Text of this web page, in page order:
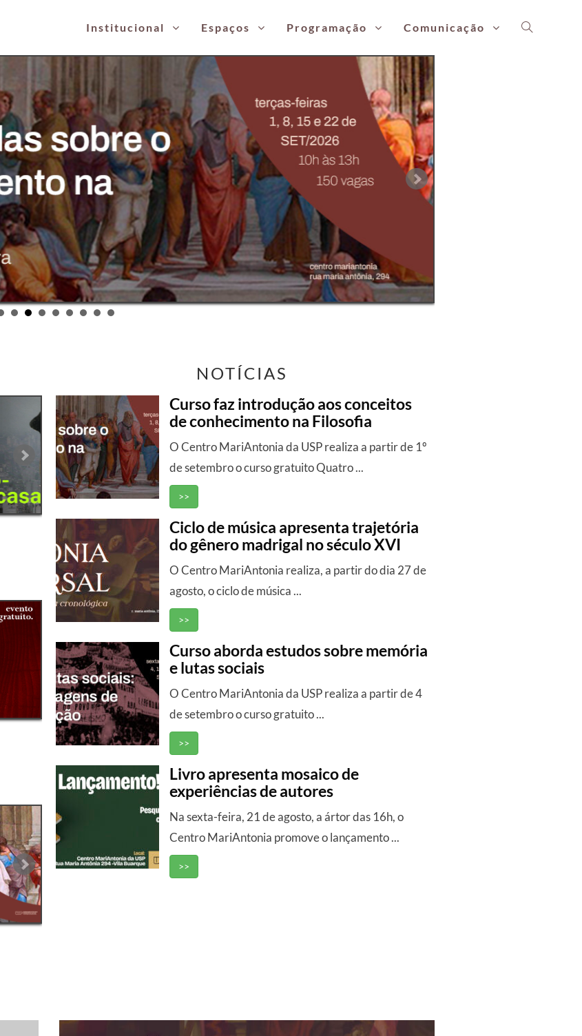
Institucional Espaços Programação Comunicação
NOTÍCIAS
Curso faz introdução aos conceitos
de conhecimento na Filosofia
O Centro MariAntonia da USP realiza a partir de 1º
de setembro o curso gratuito Quatro ...
>>
Ciclo de música apresenta trajetória
do gênero madrigal no século XVI
O Centro MariAntonia realiza, a partir do dia 27 de
agosto, o ciclo de música ...
>>
Curso aborda estudos sobre memória
e lutas sociais
O Centro MariAntonia da USP realiza a partir de 4
de setembro o curso gratuito ...
>>
Livro apresenta mosaico de
experiências de autores
Na sexta-feira, 21 de agosto, a ártor das 16h, o
Centro MariAntonia promove o lançamento ...
>>